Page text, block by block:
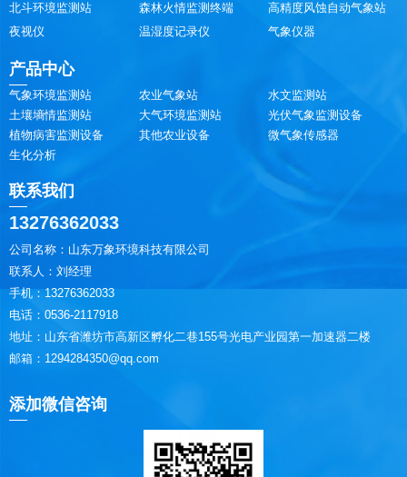
北斗环境监测站
森林火情监测终端
高精度风蚀自动气象站
夜视仪
温湿度记录仪 气象仪器
产品中心
气象环境监测站 农业气象站
水文监测站
土壤墒情监测站
大气环境监测站
光伏气象监测设备
植物病害监测设备
其他农业设备
微气象传感器
生化分析
联系我们
13276362033
公司名称：山东万象环境科技有限公司
联系人：刘经理
手机：13276362033
电话：0536-2117918
地址：山东省潍坊市高新区孵化二巷155号光电产业园第一加速器二楼
邮箱：1294284350@qq.com
添加微信咨询